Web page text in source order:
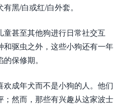
黑/白或红/白外套。
童甚至其他狗进行日常社交互
和驱虫之外，这些小狗还有一年
保修期。
欢成年犬而不是小狗的人。他们
；然而，那些有兴趣从这家波士